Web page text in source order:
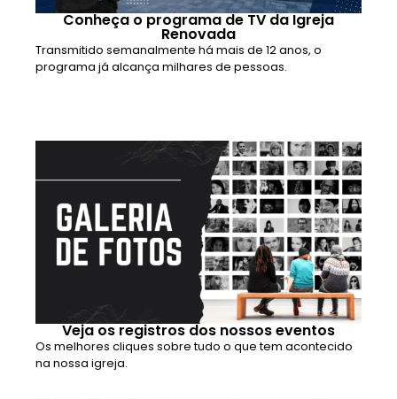
Conheça o programa de TV da Igreja
Renovada
Transmitido semanalmente há mais de 12 anos, o
programa já alcança milhares de pessoas.
Veja os registros dos nossos eventos
Os melhores cliques sobre tudo o que tem acontecido
na nossa igreja.